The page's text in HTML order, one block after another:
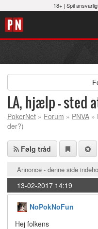
18+ | Spil
LA, hjælp - sted
PokerNet » Forum » PNVA »
der?)
Følg tråd
Annonce - denne side
13-02-2017 14:19
NoPokNoFun
Hej folkens